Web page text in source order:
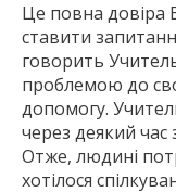
Це повна довіра
ставити
говорить
проблемою до
допомогу.
через деякий час
Отже, людині
хотілося